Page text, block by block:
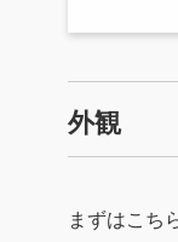
外観
まずはこち